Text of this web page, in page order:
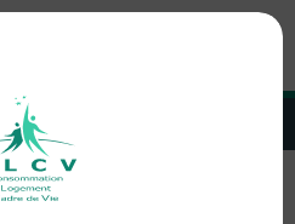
à la CLCV